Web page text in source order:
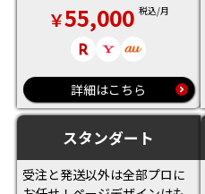
55,000 税込/月
詳細はこちら
スタンダート
受注と発送以外は全部プロに